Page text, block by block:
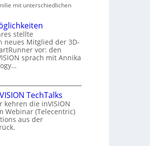
mit unterschiedlichen
stellte
neues Mitglied der 3D-
vor: den
sprach mit Annika
TechTalks
kehren die inVISION
Webinar (Telecentric)
aus der